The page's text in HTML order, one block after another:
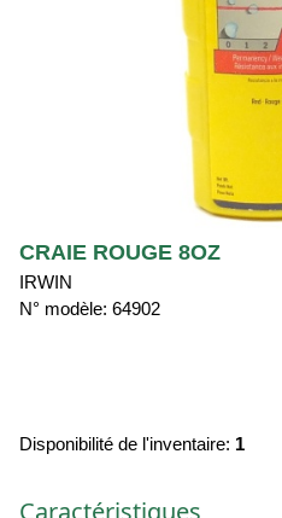
CRAIE ROUGE 8OZ
IRWIN
N° modèle: 64902
Disponibilité de l'inventaire: 1